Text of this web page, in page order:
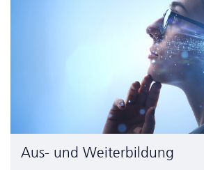
Aus- und Weiterbildung